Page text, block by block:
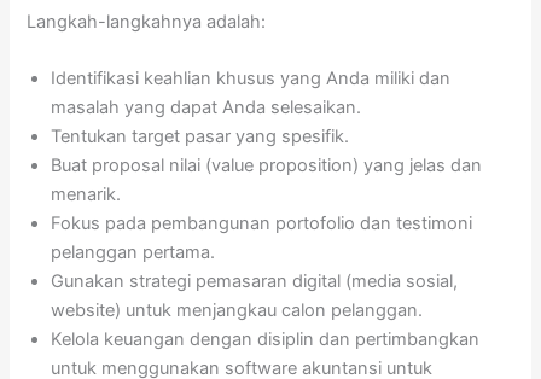
Langkah-langkahnya adalah:
Identifikasi keahlian khusus yang Anda miliki dan
masalah yang dapat Anda selesaikan.
Tentukan target pasar yang spesifik.
Buat proposal nilai (value proposition) yang jelas dan
menarik.
Fokus pada pembangunan portofolio dan testimoni
pelanggan pertama.
Gunakan strategi pemasaran digital (media sosial,
website) untuk menjangkau calon pelanggan.
Kelola keuangan dengan disiplin dan pertimbangkan
untuk menggunakan software akuntansi untuk